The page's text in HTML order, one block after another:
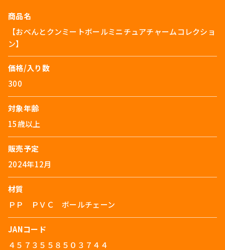
商品名
【おべんとクンミートボールミニチュアチャームコレクショ
ン】
価格/入り数
300
対象年齢
15歳以上
販売予定
2024年12月
材質
ＰＰ ＰＶＣ ボールチェーン
JANコード
４５７３５５８５０３７４４